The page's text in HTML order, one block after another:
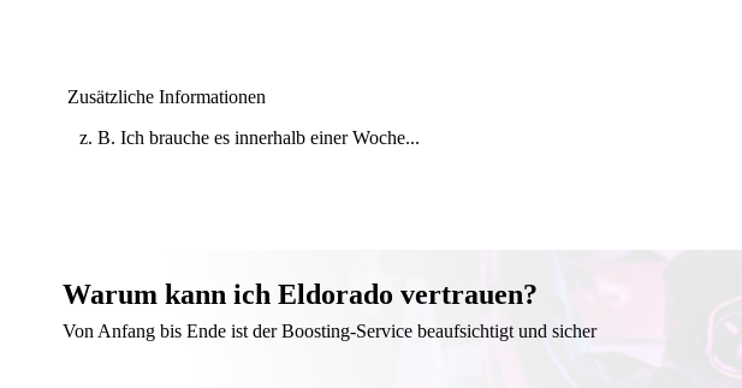
Zusätzliche Informationen
Warum kann ich Eldorado vertrauen?
Von Anfang bis Ende ist der Boosting-Service beaufsichtigt und sicher